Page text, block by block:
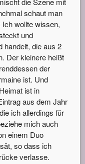
schaut man
wollte wissen,
und
handelt, die aus 2
Der kleinere heißt
der
ist. Und
ist in
aus dem Jahr
ich allerdings für
mich auch
einem Duo
so dass ich
verlasse.